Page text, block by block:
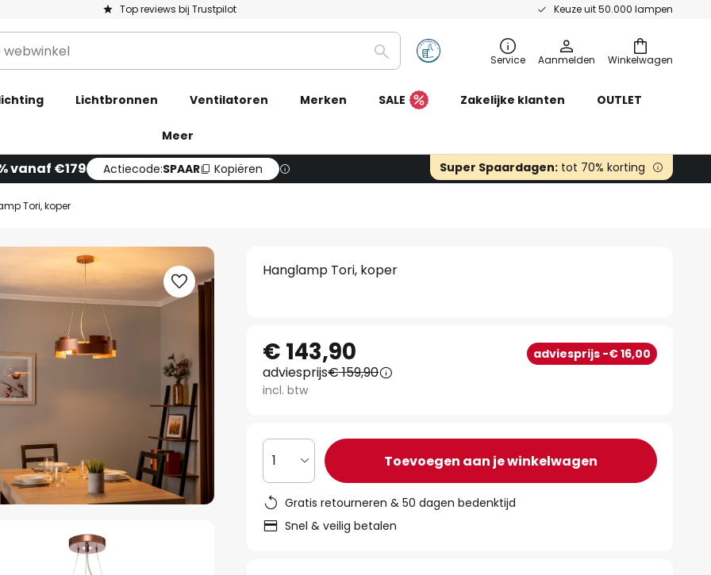
Top reviews bij Trustpilot Keuze uit 50.000 lampen
Winkelwagen
Zoeken Service Aanmelden
Lichtbronnen Ventilatoren Merken SALE Zakelijke klanten OUTLET
Meer
vanaf €179 Actiecode:SPAAR Kopiëren Super Spaardagen: tot 70% korting
Tori, koper
Hanglamp Tori, koper
€ 143,90 adviesprijs -€ 16,00
adviesprijs€ 159,90
incl. btw
1 Toevoegen aan je winkelwagen
Gratis retourneren & 50 dagen bedenktijd
Snel & veilig betalen